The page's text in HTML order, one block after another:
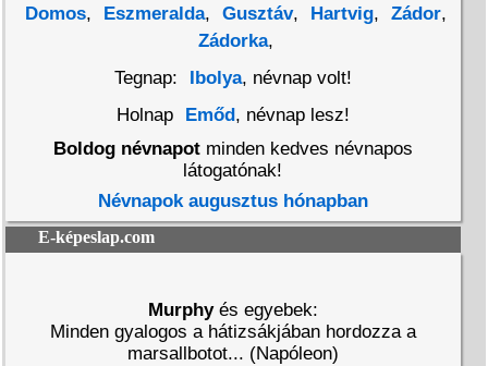
Domos, Eszmeralda, Gusztáv, Hartvig, Zádor,
Zádorka,
Tegnap:
Ibolya, névnap volt!
Holnap
Emőd , névnap lesz!
Boldog névnapotminden kedves névnapos
látogatónak!
Névnapok augusztus hónapban
E-képeslap.com
Murphyés egyebek:
Minden gyalogos a hátizsákjában hordozza a
marsallbotot... (Napóleon)